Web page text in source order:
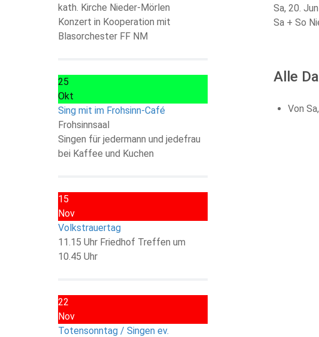
kath. Kirche Nieder-Mörlen
Konzert in Kooperation mit
Blasorchester FF NM
25
Okt
Sing mit im Frohsinn-Café
Frohsinnsaal
Singen für jedermann und jedefrau
bei Kaffee und Kuchen
15
Nov
Volkstrauertag
11.15 Uhr Friedhof Treffen um
10.45 Uhr
22
Nov
Totensonntag / Singen ev.
Sa, 20.
Sa + So
Alle
Von